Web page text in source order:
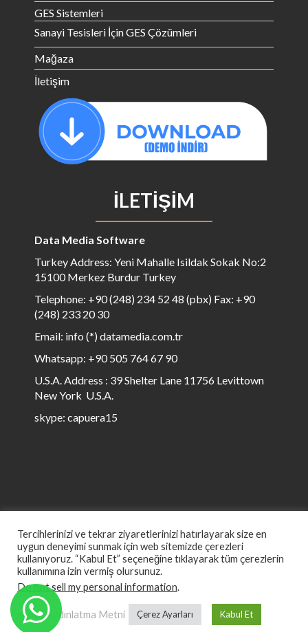
GES Sistemleri
Sanayi Tesisleri İçin GES Çözümleri
Mağaza
İletişim
İLETIŞIM
Data Media Software
Turkey Address: Yeni Mahalle Isildak Sokak No:2
15100 Merkez Burdur Turkey
Telephone: +90 (248) 234 52 48 (pbx) Fax: +90
(248) 233 20 30
Email: info (*) datamedia.com.tr
Whatsapp: +90 505 764 67 90
U.S.A. Address : 39 Shelter Lane 11756 Levittown
New York U.S.A.
skype: capuera15
© All rights reserved to Data Media 1999 to ∞
Tercihlerinizi ve tekrar ziyaretlerinizi hatırlayarak size en
uygun deneyimi sunmak için web sitemizde çerezleri
kullanıyoruz. “Kabul Et” seçeneğine tıklayarak tüm çerezlerin
kullanımına izin vermiş olursunuz.
Do not sell my personal information.
KVKK Aydınlatma Metni Çerez Ayarları Kabul Et